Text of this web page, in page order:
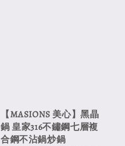
【MASIONS 美心】黑晶
鍋 皇家316不鏽鋼七層複
合鋼不沾鍋炒鍋